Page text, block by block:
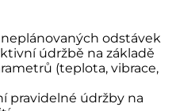
odstávek
údržbě na základě
(teplota, vibrace,
pravidelné údržby na